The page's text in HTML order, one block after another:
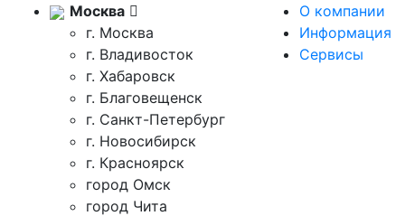
Москва
г. Москва
г. Владивосток
г. Хабаровск
г. Благовещенск
г. Санкт-Петербург
г. Новосибирск
г. Красноярск
город Омск
город Чита
О компании
Информация
Сервисы